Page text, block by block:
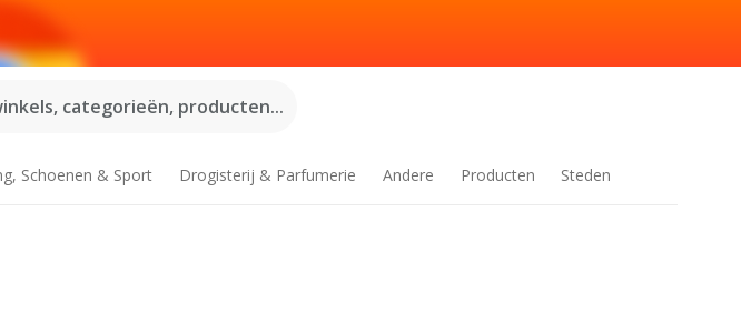
categorieën, producten...
Schoenen & Sport Drogisterij & Parfumerie Andere Producten Steden